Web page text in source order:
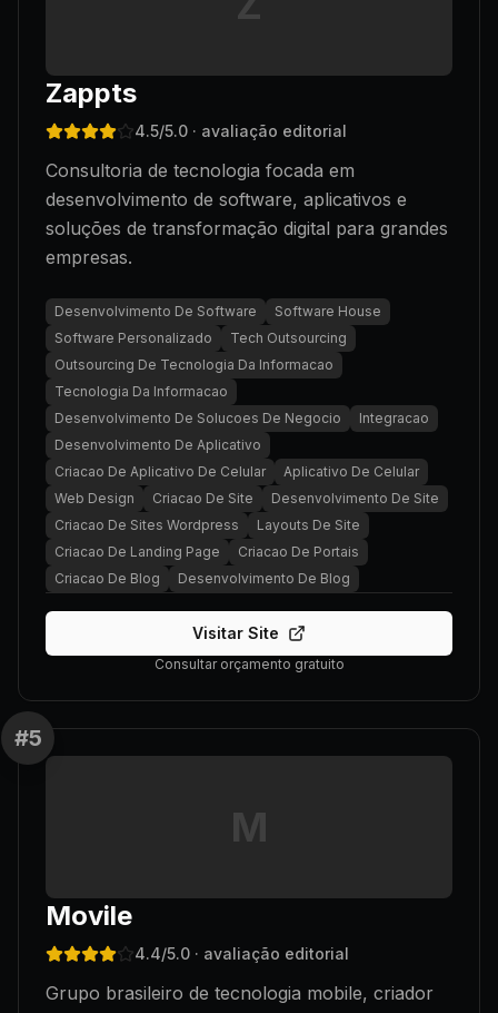
Zappts
4.5/5.0 · avaliação editorial
Consultoria de tecnologia focada em
desenvolvimento de software, aplicativos e
soluções de transformação digital para grandes
empresas.
Desenvolvimento De Software
Software House
Software Personalizado
Tech Outsourcing
Outsourcing De Tecnologia Da Informacao
Tecnologia Da Informacao
Desenvolvimento De Solucoes De Negocio
Integracao
Desenvolvimento De Aplicativo
Criacao De Aplicativo De Celular
Aplicativo De Celular
Web Design
Criacao De Site
Desenvolvimento De Site
Criacao De Sites Wordpress
Layouts De Site
Criacao De Landing Page
Criacao De Portais
Criacao De Blog
Desenvolvimento De Blog
Visitar Site
Consultar orçamento gratuito
#5
M
Movile
4.4/5.0 · avaliação editorial
Grupo brasileiro de tecnologia mobile, criador